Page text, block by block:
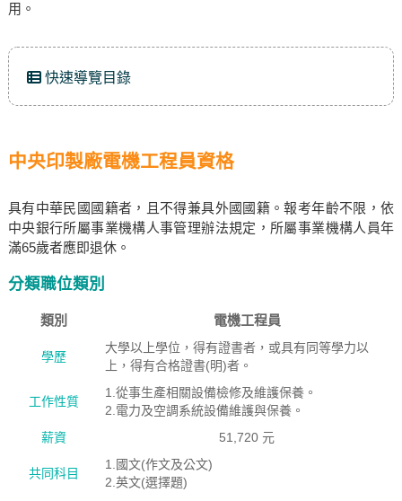
用。
快速導覽目錄
中央印製廠電機工程員資格
具有中華民國國籍者，且不得兼具外國國籍。報考年齡不限，依
中央銀行所屬事業機構人事管理辦法規定，所屬事業機構人員年
滿65歲者應即退休。
分類職位類別
類別 電機工程員
學歷
大學以上學位，得有證書者，或具有同等學力以
上，得有合格證書(明)者。
工作性質
1.從事生產相關設備檢修及維護保養。
2.電力及空調系統設備維護與保養。
薪資
51,720 元
共同科目
1.國文(作文及公文)
2.英文(選擇題)